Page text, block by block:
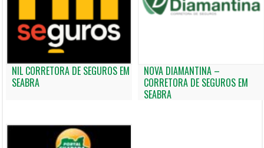
NIL CORRETORA DE SEGUROS EM
SEABRA
NOVA DIAMANTINA –
CORRETORA DE SEGUROS EM
SEABRA